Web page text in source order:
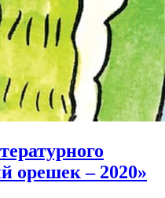
орешек – 2020»